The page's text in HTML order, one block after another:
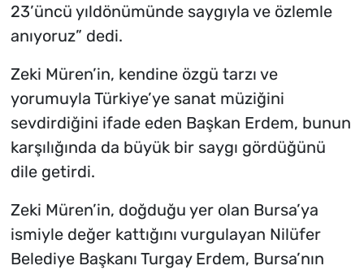
23’üncü yıldönümünde saygıyla ve özlemle
anıyoruz” dedi.
Zeki Müren’in, kendine özgü tarzı ve
yorumuyla Türkiye’ye sanat müziğini
sevdirdiğini ifade eden Başkan Erdem, bunun
karşılığında da büyük bir saygı gördüğünü
dile getirdi.
Zeki Müren’in, doğduğu yer olan Bursa’ya
ismiyle değer kattığını vurgulayan Nilüfer
Belediye Başkanı Turgay Erdem, Bursa’nın